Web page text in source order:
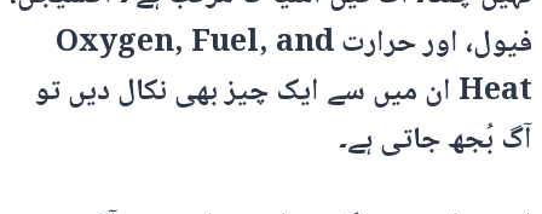
فیول، اور حرارت Oxygen, Fuel, and
Heat ان میں سے ایک چیز بھی نکال دیں تو
آگ بُجھ جاتی ہے۔